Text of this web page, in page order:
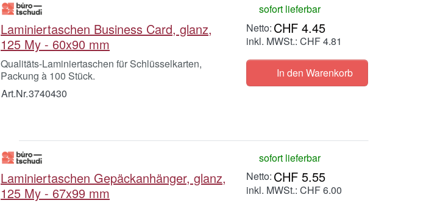
Laminiertaschen Business Card, glanz,
125 My - 60x90 mm
Qualitäts-Laminiertaschen für Schlüsselkarten,
Packung à 100 Stück.
Art.Nr.3740430
sofort lieferbar
CHF 4.45
inkl. MWSt.: CHF 4.81
In den Warenkorb
Laminiertaschen Gepäckanhänger, glanz,
125 My - 67x99 mm
sofort lieferbar
CHF 5.55
inkl. MWSt.: CHF 6.00